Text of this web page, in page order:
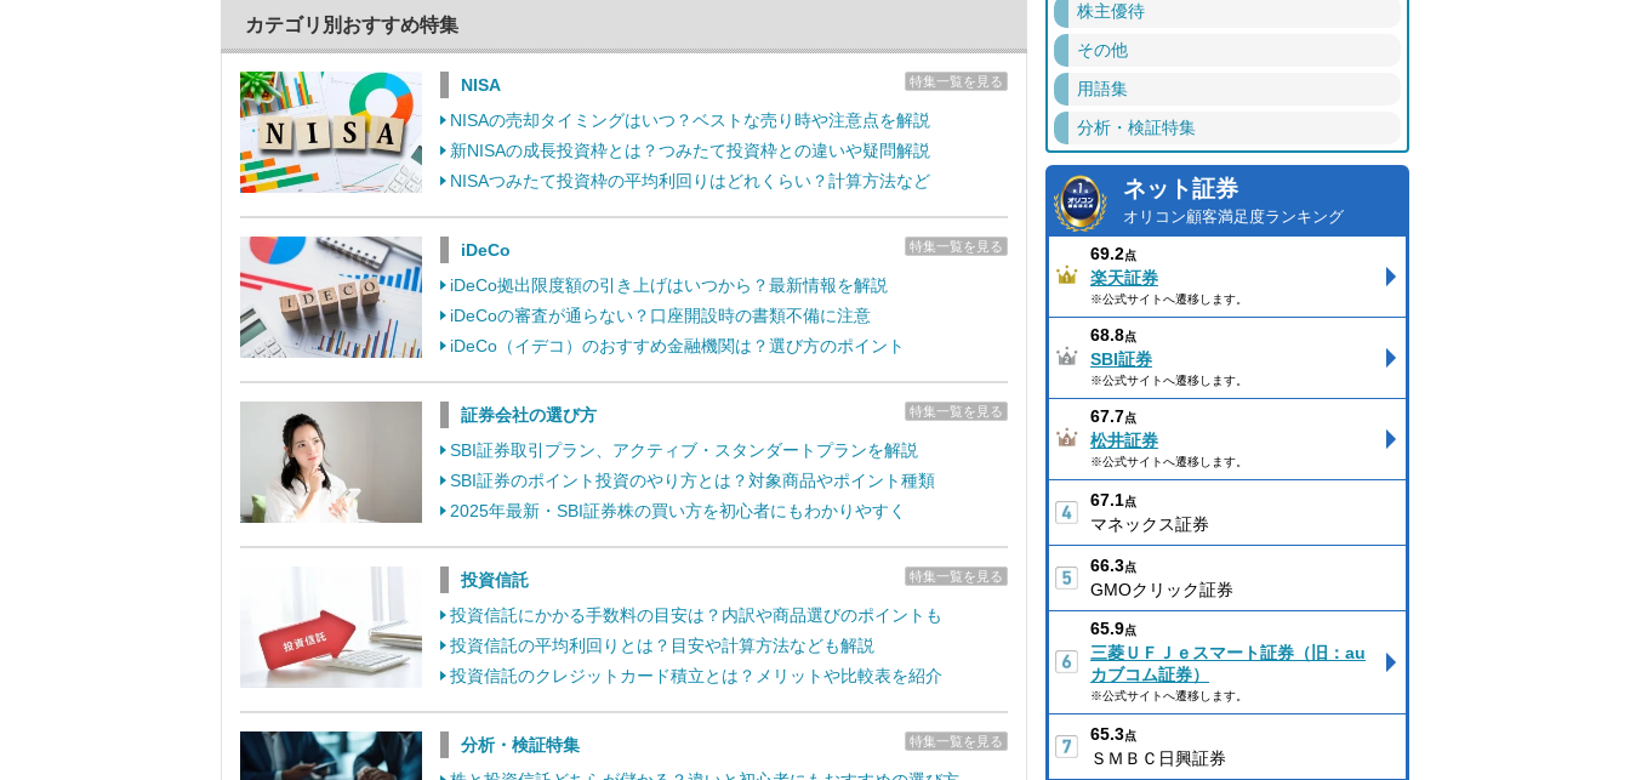
カテゴリ別おすすめ特集
特集一覧を見る
NISA
NISAの売却タイミングはいつ？ベストな売り時や注意点を解説
新NISAの成長投資枠とは？つみたて投資枠との違いや疑問解説
NISAつみたて投資枠の平均利回りはどれくらい？計算方法など
特集一覧を見る
iDeCo
iDeCo拠出限度額の引き上げはいつから？最新情報を解説
iDeCoの審査が通らない？口座開設時の書類不備に注意
iDeCo（イデコ）のおすすめ金融機関は？選び方のポイント
特集一覧を見る
証券会社の選び方
SBI証券取引プラン、アクティブ・スタンダートプランを解説
SBI証券のポイント投資のやり方とは？対象商品やポイント種類
2025年最新・SBI証券株の買い方を初心者にもわかりやすく
特集一覧を見る
投資信託
投資信託にかかる手数料の目安は？内訳や商品選びのポイントも
投資信託の平均利回りとは？目安や計算方法なども解説
投資信託のクレジットカード積立とは？メリットや比較表を紹介
特集一覧を見る
分析・検証特集
株主優待
その他
用語集
分析・検証特集
ネット証券
オリコン顧客満足度ランキング
69.2点
楽天証券
※公式サイトへ遷移します。
68.8点
SBI証券
※公式サイトへ遷移します。
67.7点
松井証券
※公式サイトへ遷移します。
67.1点
マネックス証券
66.3点
GMOクリック証券
65.9点
三菱ＵＦＪｅスマート証券（旧：au
カブコム証券）
※公式サイトへ遷移します。
65.3点
ＳＭＢＣ日興証券